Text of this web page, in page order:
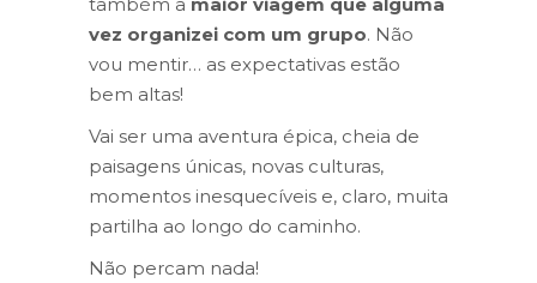
também a maior viagem que alguma
vez organizei com um grupo. Não
vou mentir… as expectativas estão
bem altas!
Vai ser uma aventura épica, cheia de
paisagens únicas, novas culturas,
momentos inesquecíveis e, claro, muita
partilha ao longo do caminho.
Não percam nada!